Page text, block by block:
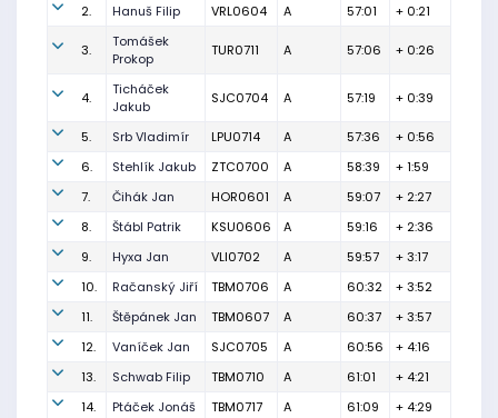
2. Hanuš Filip VRL0604 A 57:01 + 0:21
3.
Tomášek
Prokop
TUR0711 A 57:06 + 0:26
4.
Ticháček
Jakub
SJC0704 A 57:19 + 0:39
5. Srb Vladimír LPU0714 A 57:36
+ 0:56
6.
Stehlík Jakub ZTC0700 A 58:39
+ 1:59
7.
Čihák Jan HOR0601 A 59:07
+ 2:27
8.
Štábl Patrik KSU0606 A 59:16
+ 2:36
9.
Hyxa Jan VLI0702 A 59:57
+ 3:17
10.
Račanský Jiří TBM0706 A 60:32
+ 3:52
11.
Štěpánek Jan TBM0607 A 60:37
+ 3:57
12.
Vaníček Jan SJC0705 A 60:56
+ 4:16
13.
Schwab Filip TBM0710 A 61:01
+ 4:21
14.
Ptáček Jonáš TBM0717 A 61:09 + 4:29